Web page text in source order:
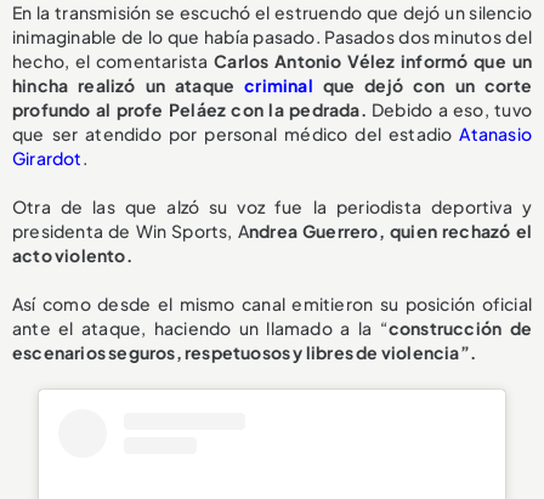
En la transmisión se escuchó el estruendo que dejó un silencio
inimaginable de lo que había pasado. Pasados dos minutos del
hecho, el comentaristaCarlos Antonio Vélez informó que un
hincha realizó un ataquecriminal que dejó con un corte
profundo al profe Peláez con la pedrada. Debido a eso, tuvo
que ser atendido por personal médico del estadioAtanasio
Girardot.
Otra de las que alzó su voz fue la periodista deportiva y
presidenta de Win Sports, Andrea Guerrero, quien rechazó el
acto violento.
Así como desde el mismo canal emitieron su posición oficial
ante el ataque, haciendo un llamado a la “construcción de
escenarios seguros, respetuosos y libres de violencia”.